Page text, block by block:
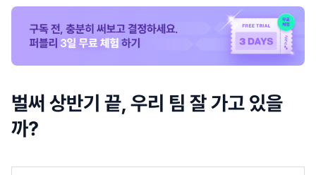
벌써 상반기 끝, 우리 팀 잘 가고 있을
까?